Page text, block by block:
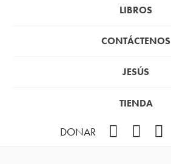
LIBROS
CONTÁCTENOS
JESÚS
TIENDA
DONAR